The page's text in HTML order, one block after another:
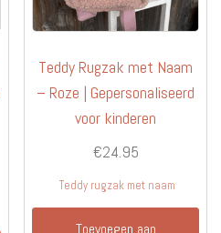
Teddy Rugzak met Naam
– Roze | Gepersonaliseerd
voor kinderen
€24.95
Teddy rugzak met naam